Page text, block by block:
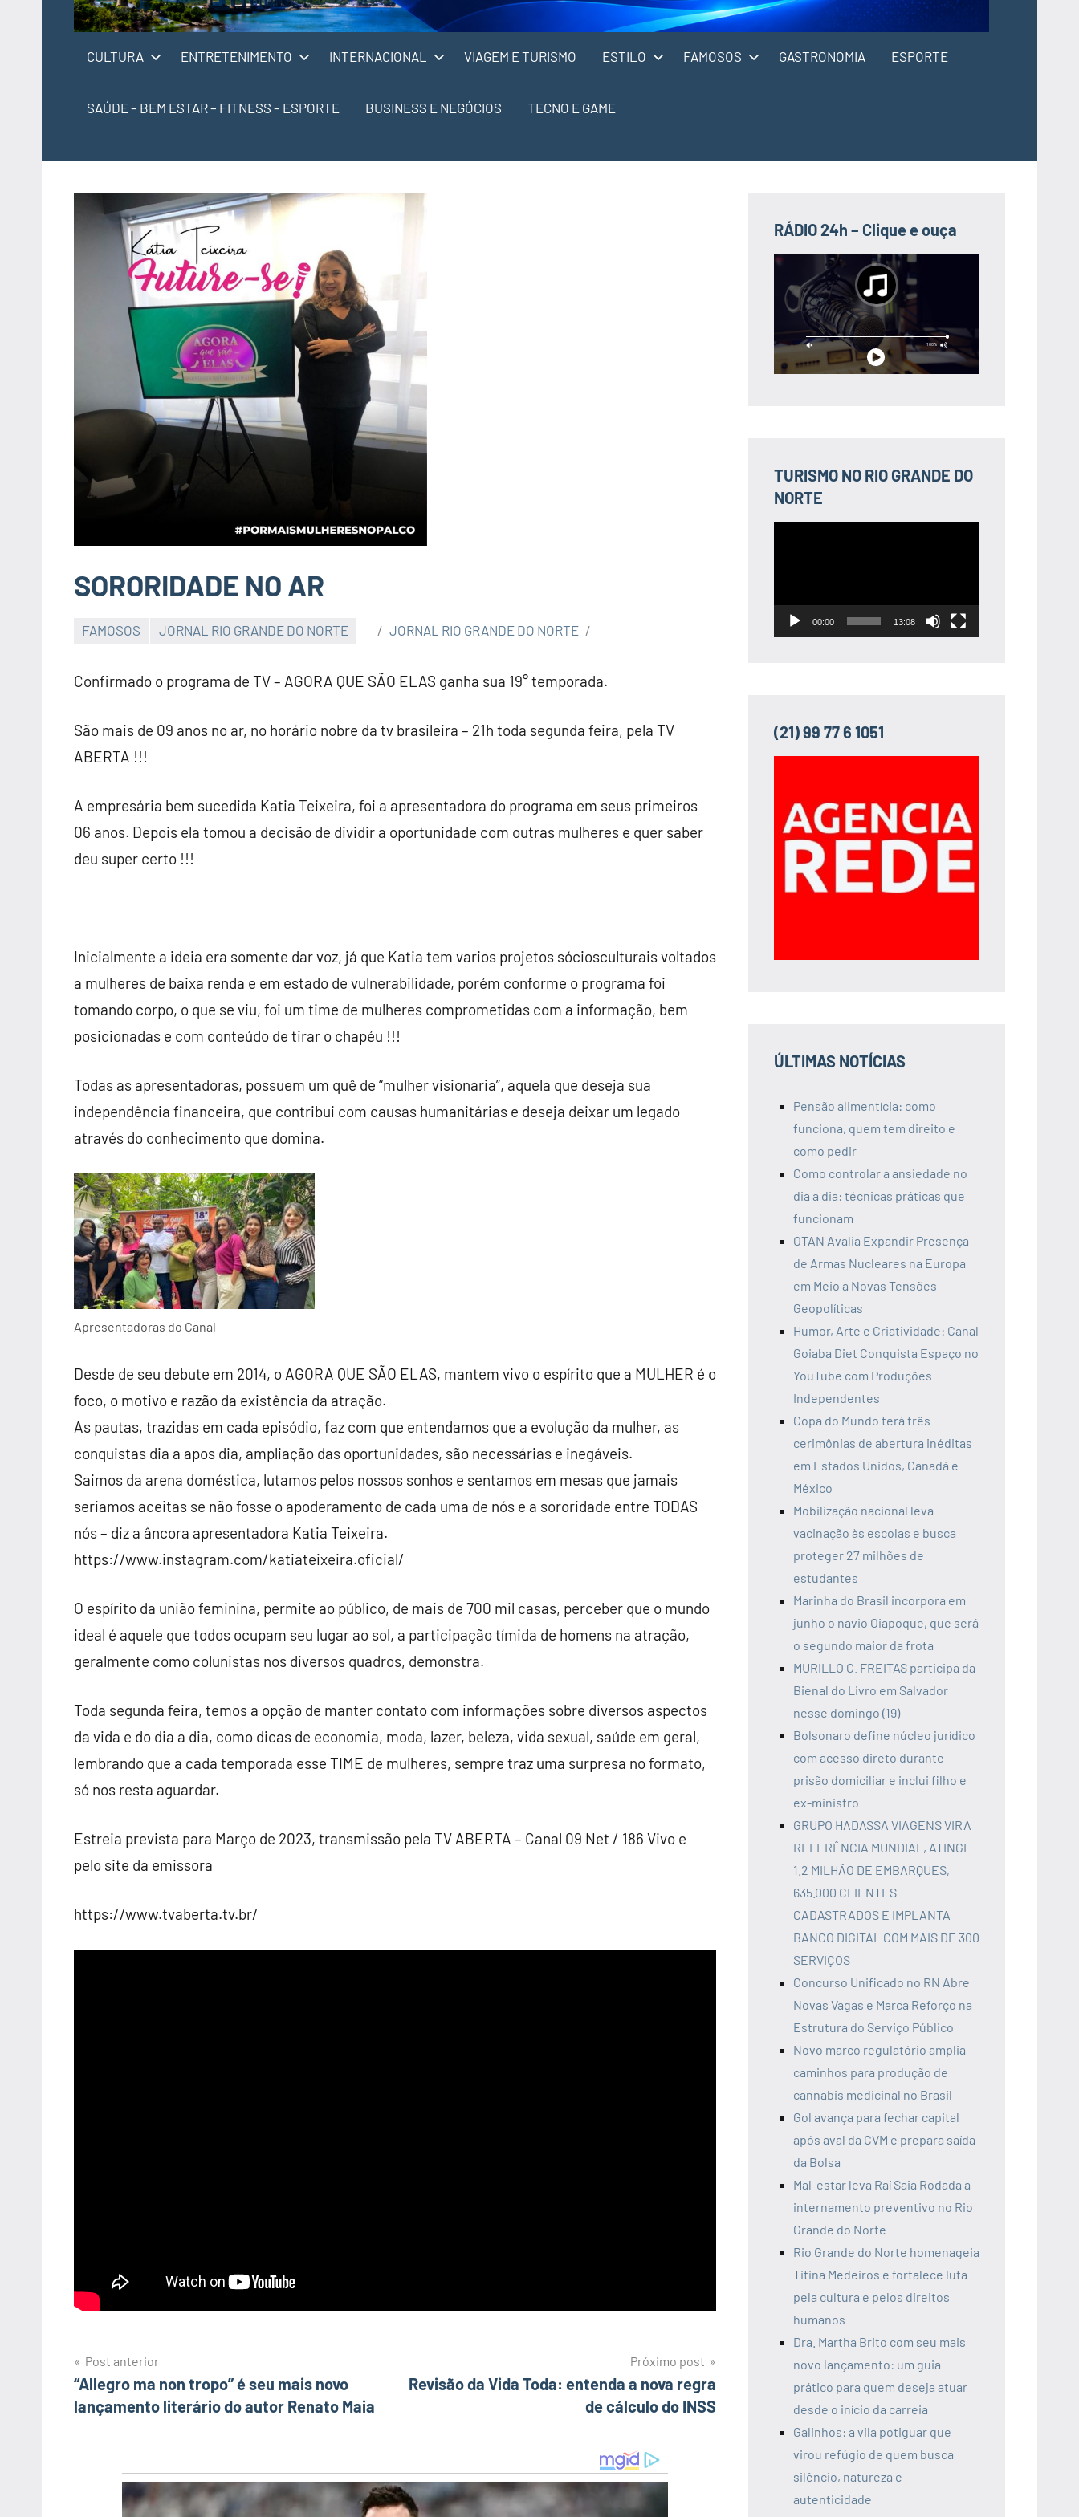
CULTURA ENTRETENIMENTO INTERNACIONAL VIAGEM E TURISMO ESTILO FAMOSOS GASTRONOMIA ESPORTE
SAÚDE – BEM ESTAR – FITNESS – ESPORTE BUSINESS E NEGÓCIOS TECNO E GAME
SORORIDADE NO AR
FAMOSOS JORNAL RIO GRANDE DO NORTE JORNAL RIO GRANDE DO NORTE
Confirmado o programa de TV – AGORA QUE SÃO ELAS ganha sua 19° temporada.
São mais de 09 anos no ar, no horário nobre da tv brasileira – 21h toda segunda feira, pela TV
ABERTA !!!
A empresária bem sucedida Katia Teixeira, foi a apresentadora do programa em seus primeiros
06 anos. Depois ela tomou a decisão de dividir a oportunidade com outras mulheres e quer saber
deu super certo !!!
Inicialmente a ideia era somente dar voz, já que Katia tem varios projetos sóciosculturais voltados
a mulheres de baixa renda e em estado de vulnerabilidade, porém conforme o programa foi
tomando corpo, o que se viu, foi um time de mulheres comprometidas com a informação, bem
posicionadas e com conteúdo de tirar o chapéu !!!
Todas as apresentadoras, possuem um quê​ de “mulher visionaria”, aquela que deseja sua
independência financeira, que contribui com causas humanitárias e deseja deixar um legado
através do conhecimento que domina.
Apresentadoras do Canal
Desde de seu debute em 2014, o AGORA QUE SÃO ELAS, mantem vivo o espírito que a MULHER é o
foco, o motivo e razão da existência da atração.
As pautas, trazidas em cada episódio, faz com que entendamos que a evolução da mulher, as
conquistas dia a apos dia, ampliação das oportunidades, são necessárias e inegáveis.
Saimos da arena doméstica, lutamos pelos nossos sonhos e sentamos em mesas que jamais
seriamos aceitas se não fosse o apoderamento de cada uma de nós e a sororidade entre TODAS
nós – diz a âncora apresentadora Katia Teixeira.
https://www.instagram.com/katiateixeira.oficial/
O espírito da união feminina, permite ao público, de mais de 700 mil casas, perceber que o mundo
ideal é aquele que todos ocupam seu lugar ao sol, a participação tímida de homens na atração,
geralmente como colunistas nos diversos quadros, demonstra.
Toda segunda feira, temos a opção de manter contato com informações sobre diversos aspectos
da vida e do dia a dia, como dicas de economia, moda, lazer, beleza, vida sexual, saúde em geral,
lembrando que a cada temporada esse TIME de mulheres, sempre traz uma surpresa no formato,
só nos resta aguardar.
Estreia prevista para Março de 2023, transmissão pela TV ABERTA – Canal 09 Net / 186 Vivo e
pelo site da emissora
https://www.tvaberta.tv.br/
Navegação
de
Post anterior
“Allegro ma non tropo” é seu mais novo
lançamento literário do autor Renato Maia
Próximo post
Revisão da Vida Toda: entenda a nova regra
de cálculo do INSS
RÁDIO 24h – Clique e ouça
TURISMO NO RIO GRANDE DO
NORTE
00:00 13:08
(21) 99 77 6 1051
ÚLTIMAS NOTÍCIAS
Pensão alimentícia: como
funciona, quem tem direito e
como pedir
Como controlar a ansiedade no
dia a dia: técnicas práticas que
funcionam
OTAN Avalia Expandir Presença
de Armas Nucleares na Europa
em Meio a Novas Tensões
Geopolíticas
Humor, Arte e Criatividade: Canal
Goiaba Diet Conquista Espaço no
YouTube com Produções
Independentes
Copa do Mundo terá três
cerimônias de abertura inéditas
em Estados Unidos, Canadá e
México
Mobilização nacional leva
vacinação às escolas e busca
proteger 27 milhões de
estudantes
Marinha do Brasil incorpora em
junho o navio Oiapoque, que será
o segundo maior da frota
MURILLO C. FREITAS participa da
Bienal do Livro em Salvador
nesse domingo (19)
Bolsonaro define núcleo jurídico
com acesso direto durante
prisão domiciliar e inclui filho e
ex-ministro
GRUPO HADASSA VIAGENS VIRA
REFERÊNCIA MUNDIAL, ATINGE
1.2 MILHÃO DE EMBARQUES,
635.000 CLIENTES
CADASTRADOS E IMPLANTA
BANCO DIGITAL COM MAIS DE 300
SERVIÇOS
Concurso Unificado no RN Abre
Novas Vagas e Marca Reforço na
Estrutura do Serviço Público
Novo marco regulatório amplia
caminhos para produção de
cannabis medicinal no Brasil
Gol avança para fechar capital
após aval da CVM e prepara saída
da Bolsa
Mal-estar leva Raí Saia Rodada a
internamento preventivo no Rio
Grande do Norte
Rio Grande do Norte homenageia
Titina Medeiros e fortalece luta
pela cultura e pelos direitos
humanos
Dra. Martha Brito com seu mais
novo lançamento: um guia
prático para quem deseja atuar
desde o início da carreia
Galinhos: a vila potiguar que
virou refúgio de quem busca
silêncio, natureza e
autenticidade